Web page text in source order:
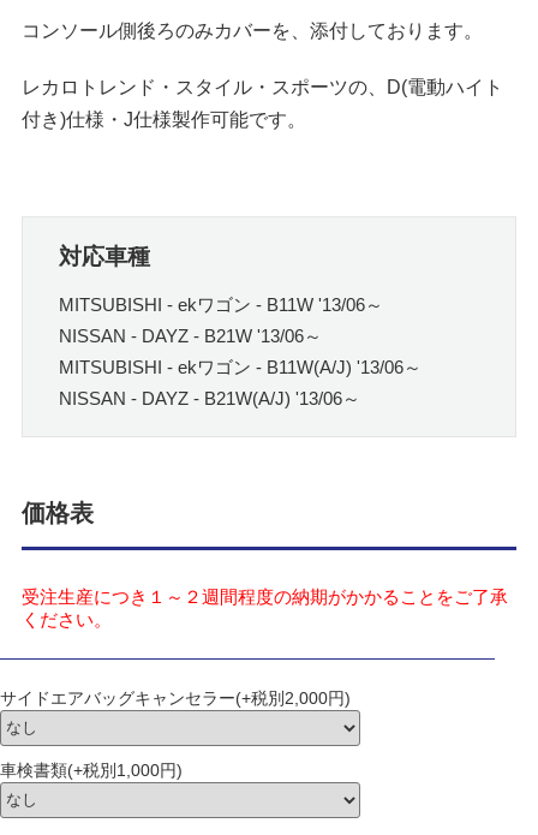
コンソール側後ろのみカバーを、添付しております。
レカロトレンド・スタイル・スポーツの、D(電動ハイト
付き)仕様・J仕様製作可能です。
対応車種
MITSUBISHI - ekワゴン - B11W '13/06～
NISSAN - DAYZ - B21W '13/06～
MITSUBISHI - ekワゴン - B11W(A/J) '13/06～
NISSAN - DAYZ - B21W(A/J) '13/06～
価格表
受注生産につき１～２週間程度の納期がかかることをご了承
ください。
サイドエアバッグキャンセラー(+税別2,000円)
車検書類(+税別1,000円)